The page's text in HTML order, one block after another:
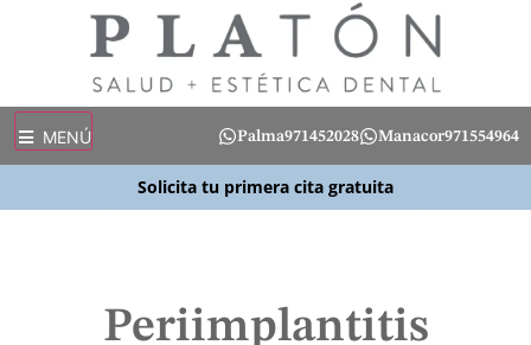
MENÚ Palma971452028 Manacor971554964
Solicita tu primera cita gratuita
Periimplantitis